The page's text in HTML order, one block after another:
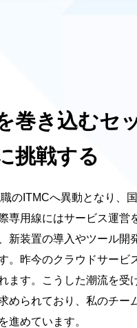
巻き込むセ
挑戦する
のITMCへ異動となり、
専用線にはサービス運営
新装置の導入やツール
。昨今のクラウドサービ
ます。こうした潮流を
められており、私のチー
進めています。